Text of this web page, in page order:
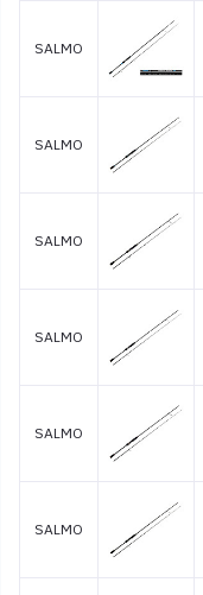
SALMO
SALMO
SALMO
SALMO
SALMO
SALMO